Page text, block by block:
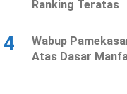
Ranking Teratas
4
Wabup
Atas Dasar